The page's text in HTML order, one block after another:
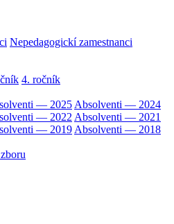
Nepedagogickí zamestnanci
4. ročník
— 2025 Absolventi — 2024
— 2022 Absolventi — 2021
— 2019 Absolventi — 2018